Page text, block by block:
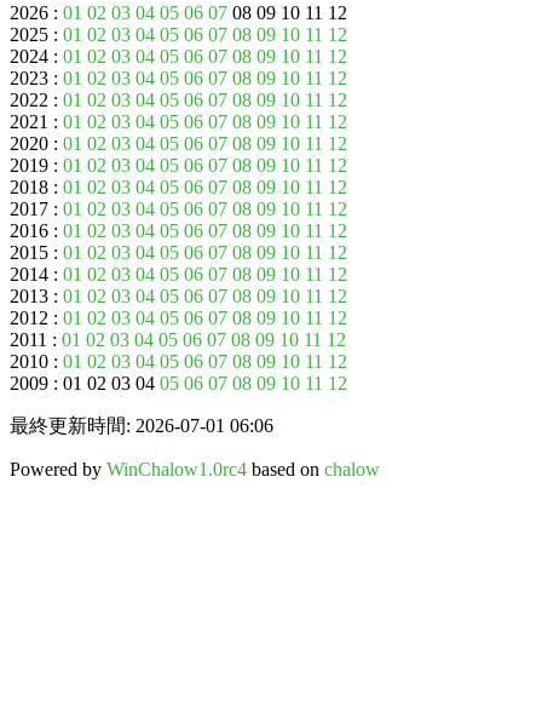
2026 : 01 02 03 04 05 06 07 08 09 10 11 12
2025 : 01 02 03 04 05 06 07 08 09 10 11 12
2024 : 01 02 03 04 05 06 07 08 09 10 11 12
2023 : 01 02 03 04 05 06 07 08 09 10 11 12
2022 : 01 02 03 04 05 06 07 08 09 10 11 12
2021 : 01 02 03 04 05 06 07 08 09 10 11 12
2020 : 01 02 03 04 05 06 07 08 09 10 11 12
2019 : 01 02 03 04 05 06 07 08 09 10 11 12
2018 : 01 02 03 04 05 06 07 08 09 10 11 12
2017 : 01 02 03 04 05 06 07 08 09 10 11 12
2016 : 01 02 03 04 05 06 07 08 09 10 11 12
2015 : 01 02 03 04 05 06 07 08 09 10 11 12
2014 : 01 02 03 04 05 06 07 08 09 10 11 12
2013 : 01 02 03 04 05 06 07 08 09 10 11 12
2012 : 01 02 03 04 05 06 07 08 09 10 11 12
2011 : 01 02 03 04 05 06 07 08 09 10 11 12
2010 : 01 02 03 04 05 06 07 08 09 10 11 12
2009 : 01 02 03 04 05 06 07 08 09 10 11 12
最終更新時間: 2026-07-01 06:06
Powered by WinChalow1.0rc4 based on chalow